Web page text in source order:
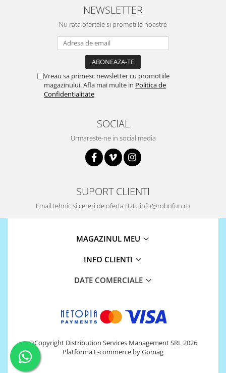
NEWSLETTER
Nu rata ofertele si promotiile noastre
Vreau sa primesc newsletter cu promotiile
magazinului. Afla mai multe in Politica de
Confidentialitate
SOCIAL
Urmareste-ne in social media
SUPORT CLIENTI
Email tehnic si cereri de oferta B2B: info@robofun.ro
MAGAZINUL MEU
INFO CLIENTI
DATE COMERCIALE
©Copyright Distribution Services Management SRL 2026
Platforma E-commerce by Gomag